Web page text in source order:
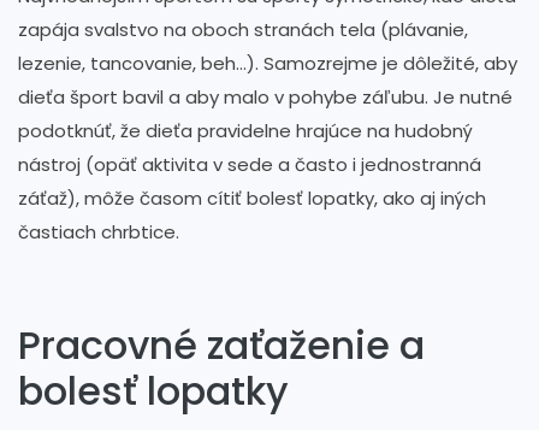
zapája svalstvo na oboch stranách tela (plávanie,
lezenie, tancovanie, beh…). Samozrejme je dôležité, aby
dieťa šport bavil a aby malo v pohybe záľubu. Je nutné
podotknúť, že dieťa pravidelne hrajúce na hudobný
nástroj (opäť aktivita v sede a často i jednostranná
záťaž), môže časom cítiť bolesť lopatky, ako aj iných
častiach chrbtice.
Pracovné zaťaženie a
bolesť lopatky